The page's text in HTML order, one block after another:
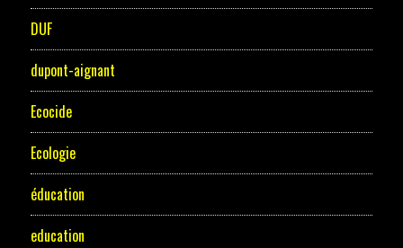
DUF
dupont-aignant
Ecocide
Ecologie
éducation
education